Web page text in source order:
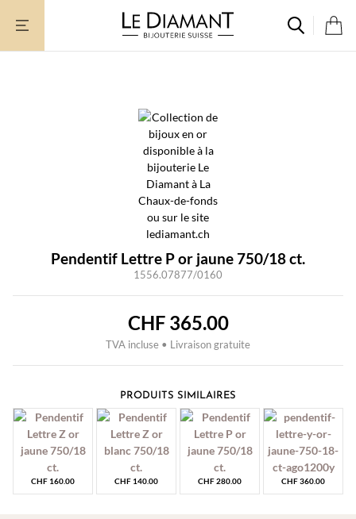
Pendentif Lettre P or jaune 750/18 ct.
1556.07877/0160
CHF365.00
TVA incluse • Livraison gratuite
PRODUITS SIMILAIRES
CHF 160.00 CHF 140.00 CHF280.00 CHF360.00